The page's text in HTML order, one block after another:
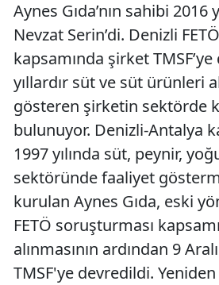
Aynes Gıda’nın sahibi 2016
Nevzat Serin’di. Denizli
kapsamında şirket
yıllardır süt ve süt ürünleri
gösteren şirketin sektörde
bulunuyor. Denizli-Antalya
1997 yılında süt, peynir,
sektöründe faaliyet
kurulan Aynes Gıda, eski
FETÖ soruşturması
alınmasının ardından 9
TMSF'ye devredildi.